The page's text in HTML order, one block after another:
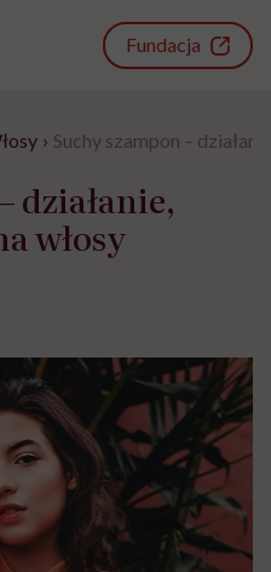
Fundacja
› Suchy szampon –
działanie,
włosy